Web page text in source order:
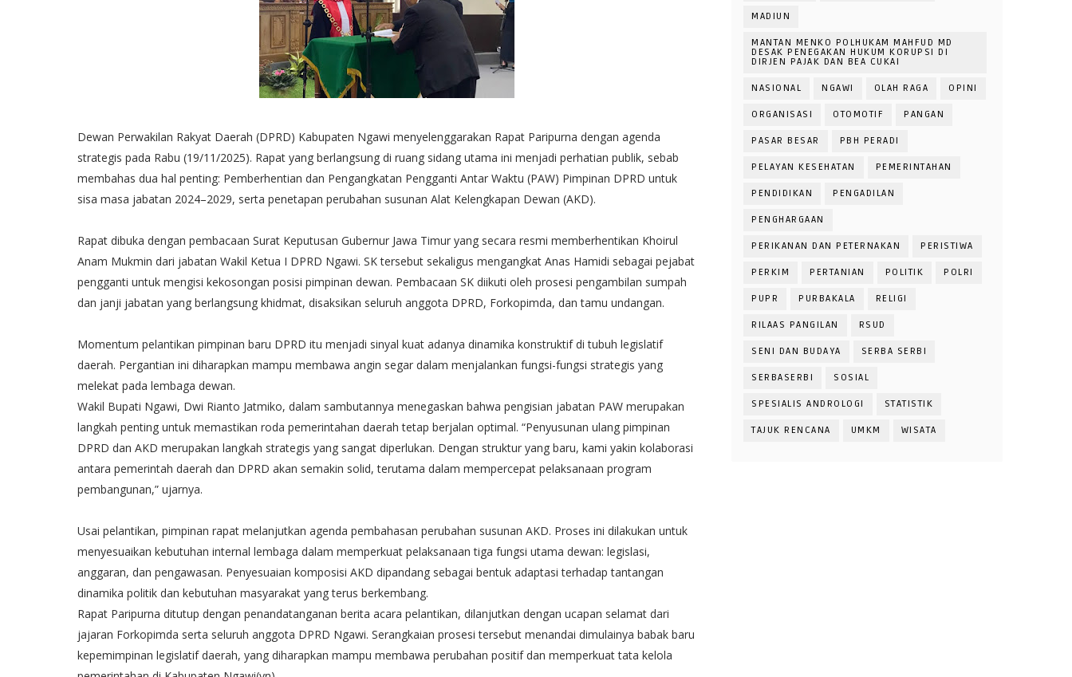
Dewan Perwakilan Rakyat Daerah (DPRD) Kabupaten Ngawi menyelenggarakan Rapat Paripurna dengan agenda
strategis pada Rabu (19/11/2025). Rapat yang berlangsung di ruang sidang utama ini menjadi perhatian publik, sebab
membahas dua hal penting: Pemberhentian dan Pengangkatan Pengganti Antar Waktu (PAW) Pimpinan DPRD untuk
sisa masa jabatan 2024–2029, serta penetapan perubahan susunan Alat Kelengkapan Dewan (AKD).
Rapat dibuka dengan pembacaan Surat Keputusan Gubernur Jawa Timur yang secara resmi memberhentikan Khoirul
Anam Mukmin dari jabatan Wakil Ketua I DPRD Ngawi. SK tersebut sekaligus mengangkat Anas Hamidi sebagai pejabat
pengganti untuk mengisi kekosongan posisi pimpinan dewan. Pembacaan SK diikuti oleh prosesi pengambilan sumpah
dan janji jabatan yang berlangsung khidmat, disaksikan seluruh anggota DPRD, Forkopimda, dan tamu undangan.
Momentum pelantikan pimpinan baru DPRD itu menjadi sinyal kuat adanya dinamika konstruktif di tubuh legislatif
daerah. Pergantian ini diharapkan mampu membawa angin segar dalam menjalankan fungsi-fungsi strategis yang
melekat pada lembaga dewan.
Wakil Bupati Ngawi, Dwi Rianto Jatmiko, dalam sambutannya menegaskan bahwa pengisian jabatan PAW merupakan
langkah penting untuk memastikan roda pemerintahan daerah tetap berjalan optimal. “Penyusunan ulang pimpinan
DPRD dan AKD merupakan langkah strategis yang sangat diperlukan. Dengan struktur yang baru, kami yakin kolaborasi
antara pemerintah daerah dan DPRD akan semakin solid, terutama dalam mempercepat pelaksanaan program
pembangunan,” ujarnya.
Usai pelantikan, pimpinan rapat melanjutkan agenda pembahasan perubahan susunan AKD. Proses ini dilakukan untuk
menyesuaikan kebutuhan internal lembaga dalam memperkuat pelaksanaan tiga fungsi utama dewan: legislasi,
anggaran, dan pengawasan. Penyesuaian komposisi AKD dipandang sebagai bentuk adaptasi terhadap tantangan
dinamika politik dan kebutuhan masyarakat yang terus berkembang.
Rapat Paripurna ditutup dengan penandatanganan berita acara pelantikan, dilanjutkan dengan ucapan selamat dari
jajaran Forkopimda serta seluruh anggota DPRD Ngawi. Serangkaian prosesi tersebut menandai dimulainya babak baru
kepemimpinan legislatif daerah, yang diharapkan mampu membawa perubahan positif dan memperkuat tata kelola
MADIUN
MANTAN MENKO POLHUKAM MAHFUD MD
DESAK PENEGAKAN HUKUM KORUPSI DI
DIRJEN PAJAK DAN BEA CUKAI
NASIONAL NGAWI OLAH RAGA OPINI
ORGANISASI OTOMOTIF PANGAN
PASAR BESAR PBH PERADI
PELAYAN KESEHATAN PEMERINTAHAN
PENDIDIKAN PENGADILAN
PENGHARGAAN
PERIKANAN DAN PETERNAKAN PERISTIWA
PERKIM PERTANIAN POLITIK POLRI
PUPR PURBAKALA RELIGI
RILAAS PANGILAN RSUD
SENI DAN BUDAYA SERBA SERBI
SERBASERBI SOSIAL
SPESIALIS ANDROLOGI STATISTIK
TAJUK RENCANA UMKM WISATA